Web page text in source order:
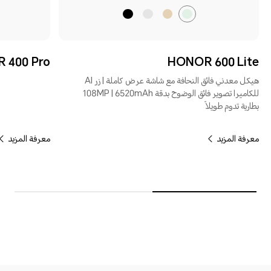
أخضرذهبي
رماديأسود
HONOR 600 Lite
هيكل معدني فائق النحافة مع شاشة عرض كاملة | زر AI
للكاميرا تصوير فائق الوضوح بدقة 108MP | 6520mAh
بطارية تدوم طويلاً
معرفة المزيد
400 Pro
معرفة المزيد